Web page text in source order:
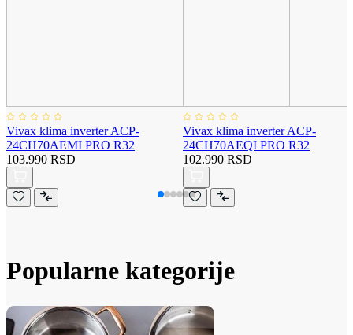
Vivax klima inverter ACP-
24CH70AEMI PRO R32
103.990 RSD
Vivax klima inverter ACP-
24CH70AEQI PRO R32
102.990 RSD
Popularne kategorije